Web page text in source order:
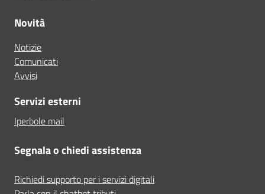
Novità
Notizie
Comunicati
Avvisi
Servizi esterni
Iperbole mail
Segnala o chiedi assistenza
Richiedi supporto per i servizi digitali